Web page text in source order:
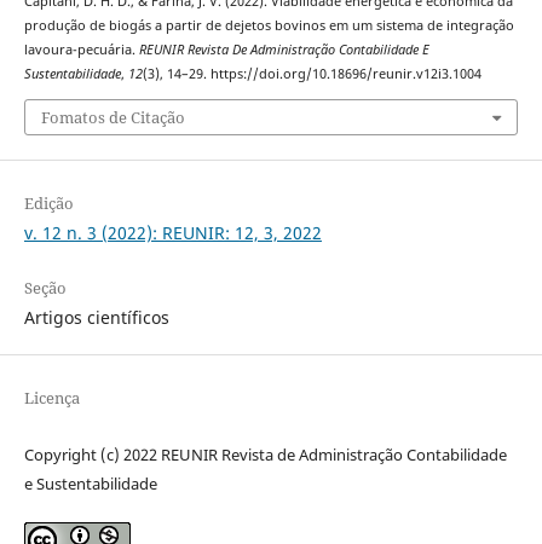
produção de biogás a partir de dejetos bovinos em um sistema de integração
lavoura-pecuária. REUNIR Revista De Administração Contabilidade E
Sustentabilidade, 12(3), 14–29. https://doi.org/10.18696/reunir.v12i3.1004
Fomatos de Citação
Edição
v. 12 n. 3 (2022): REUNIR: 12, 3, 2022
Seção
Artigos científicos
Licença
Copyright (c) 2022 REUNIR Revista de Administração Contabilidade
e Sustentabilidade